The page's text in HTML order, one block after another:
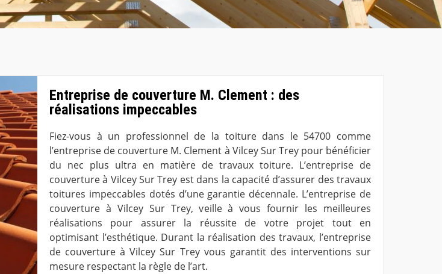
Entreprise de couverture M. Clement : des
réalisations impeccables
Fiez-vous à un professionnel de la toiture dans le 54700 comme
l’entreprise de couverture M. Clement à Vilcey Sur Trey pour bénéficier
du nec plus ultra en matière de travaux toiture. L’entreprise de
couverture à Vilcey Sur Trey est dans la capacité d’assurer des travaux
toitures impeccables dotés d’une garantie décennale. L’entreprise de
couverture à Vilcey Sur Trey, veille à vous fournir les meilleures
réalisations pour assurer la réussite de votre projet tout en
optimisant l’esthétique. Durant la réalisation des travaux, l’entreprise
de couverture à Vilcey Sur Trey vous garantit des interventions sur
mesure respectant la règle de l’art.